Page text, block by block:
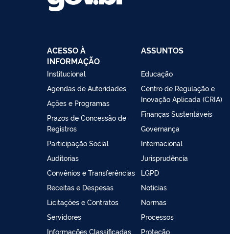
ACESSO À
INFORMAÇÃO
Institucional
Agendas de Autoridades
Ações e Programas
Prazos de Concessão de
Registros
Participação Social
Auditorias
Convênios e Transferências
Receitas e Despesas
Licitações e Contratos
Servidores
Informações Classificadas
ASSUNTOS
Educação
Centro de Regulação e
Inovação Aplicada (CRIA)
Finanças Sustentáveis
Governança
Internacional
Jurisprudência
LGPD
Notícias
Normas
Processos
Proteção